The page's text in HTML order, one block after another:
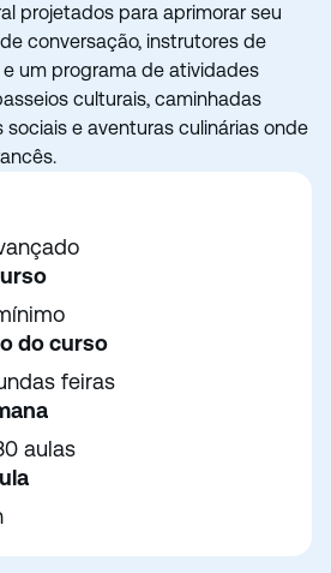
projetados para aprimorar seu
conversação, instrutores de
um programa de atividades
culturais, caminhadas
e aventuras culinárias onde
do curso
feiras
aulas